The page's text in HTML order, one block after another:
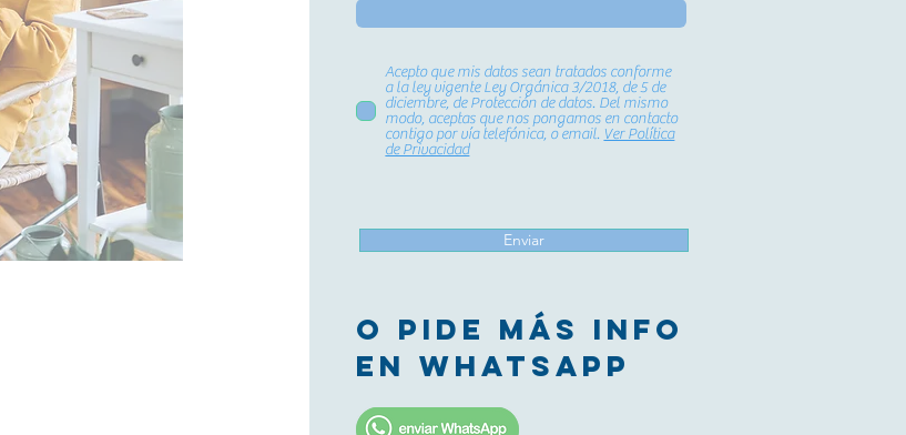
Acepto que mis datos sean tratados conforme
a la ley vigente Ley Orgánica 3/2018, de 5 de
diciembre, de Protección de datos. Del mismo
modo, aceptas que nos pongamos en contacto
contigo por vía telefónica, o email. Ver Política
de Privacidad
Enviar
O pide más info
EN whatsapp